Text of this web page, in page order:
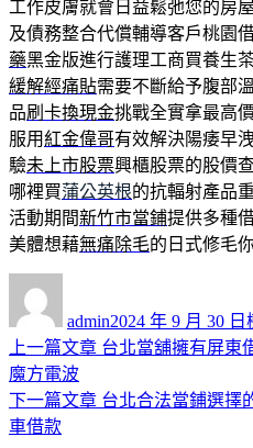
工作皮膚就會日益鬆弛您的房
及債務整合代償輔導客戶桃園
藥黑金版進行護理工商買養生
緩解經痛貼需要不斷給予腹部
品刷卡換現金挑戰全實拿最高
服用紅金偉哥有效解決陽痿早
驗未上市股票興櫃股票的股價
哪裡買蒲公英根的抗輻射產品
活動期間新竹市當鋪提供多種
美體想藉無痛除毛的日式修毛
admin佈
日
2024 年 9 月 30 日
文
章
導
上一篇文章 上
篇
台北當舖擁有屏東
魔方電波
下一篇文章 下
台北合法當鋪選擇
車借款